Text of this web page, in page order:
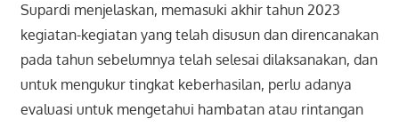
Supardi menjelaskan, memasuki akhir tahun 2023
kegiatan-kegiatan yang telah disusun dan direncanakan
pada tahun sebelumnya telah selesai dilaksanakan, dan
untuk mengukur tingkat keberhasilan, perlu adanya
evaluasi untuk mengetahui hambatan atau rintangan